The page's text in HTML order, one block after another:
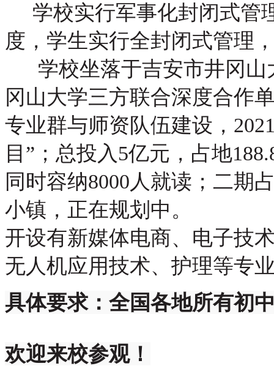
学校实行军事化封闭式管
度，学生实行全封闭式管理
学校坐落于吉安市井冈山
冈山大学三方联合深度合作
专业群与师资队伍建设，
目”；总投入5亿元，占地
同时容纳8000人就读；二期
小镇，正在规划中。
开设有新媒体电商、电子技
无人机应用技术、护理等专
具体要求：全国各地所有初
欢迎来校参观！